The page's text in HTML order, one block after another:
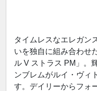
タイムレスなエレガン
いを独自に組み合わせ
ル V ストラス PM」。
ンブレムがルイ・ヴィ
す。デイリーからフォ